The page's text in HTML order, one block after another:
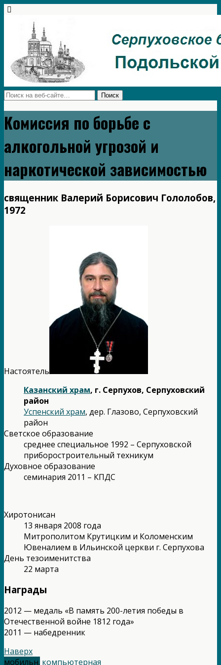
Комиссия по борьбе с
алкогольной угрозой и
наркотической зависимостью
священник Валерий Борисович Гололобов,
1972
Настоятель
Казанский храм, г. Серпухов, Серпуховский
район
Успенский храм, дер. Глазово, Серпуховский
район
Светское образование
среднее специальное 1992 – Серпуховской
приборостроительный техникум
Духовное образование
семинария 2011 – КПДС
Хиротонисан
13 января 2008 года
Митрополитом Крутицким и Коломенским
Ювеналием в Ильинской церкви г. Серпухова
День тезоименитства
22 марта
Награды
2012 — медаль «В память 200-летия победы в
Отечественной войне 1812 года»
2011 — набедренник
Наверх
мобильн. компьютерная